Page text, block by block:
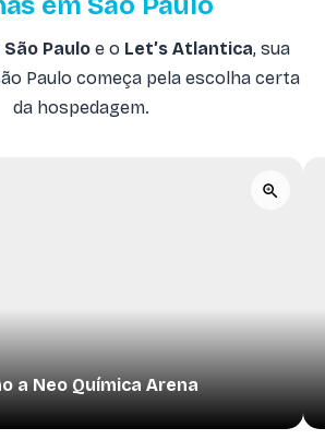
Pauloe o Let’s Atlantica, sua
Paulo começa pela escolha certa
da hospedagem.
a Neo Química Arena